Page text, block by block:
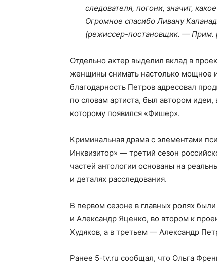
следователя, погони, значит,
Огромное спасибо Ливану
(режиссер-постановщик. — Прим.
Отдельно актер выделил вклад в
женщины снимать настолько мощное
благодарность Петров адресовал
по словам артиста, был автором
которому появился «Фишер».
Криминальная драма с элементами
Инквизитор» — третий сезон
частей антологии основаны на
и деталях расследования.
В первом сезоне в главных ролях
и Александр Яценко, во втором к
Худяков, а в третьем — Александр
Ранее 5-tv.ru сообщал, что Ольга